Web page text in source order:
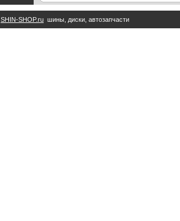
SHIN-SHOP.ru шины, диски, автозапчасти